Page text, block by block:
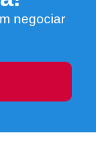
negociar